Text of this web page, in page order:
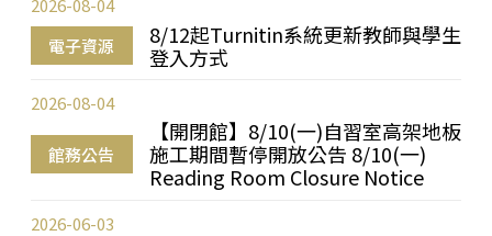
電子資源
8/12起Turnitin系統更新教師與學生
登入方式
2026-08-04
館務公告
【開閉館】8/10(一)自習室高架地板
施工期間暫停開放公告 8/10(一)
Reading Room Closure Notice
2026-08-04
2026-06-03